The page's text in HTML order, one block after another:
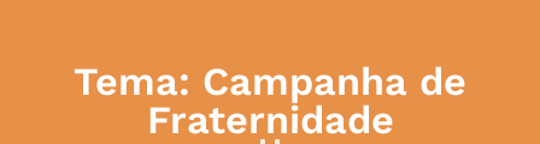
Tema: Campanha de
Fraternidade